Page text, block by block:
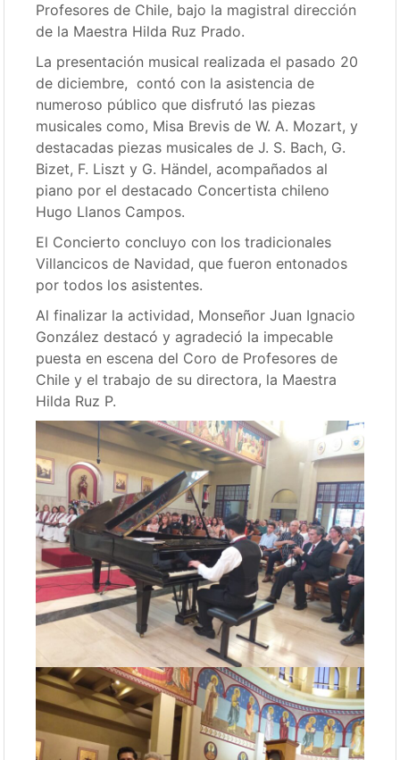
Profesores de Chile, bajo la magistral dirección
de la Maestra Hilda Ruz Prado.
La presentación musical realizada el pasado 20
de diciembre, contó con la asistencia de
numeroso público que disfrutó las piezas
musicales como, Misa Brevis de W. A. Mozart, y
destacadas piezas musicales de J. S. Bach, G.
Bizet, F. Liszt y G. Händel, acompañados al
piano por el destacado Concertista chileno
Hugo Llanos Campos.
El Concierto concluyo con los tradicionales
Villancicos de Navidad, que fueron entonados
por todos los asistentes.
Al finalizar la actividad, Monseñor Juan Ignacio
González destacó y agradeció la impecable
puesta en escena del Coro de Profesores de
Chile y el trabajo de su directora, la Maestra
Hilda Ruz P.